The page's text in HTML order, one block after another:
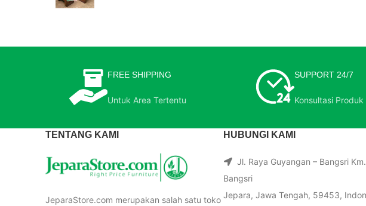
FREE SHIPPING
Untuk Area Tertentu
SUPPORT 24/7
Konsultasi Produk
TENTANG KAMI
JeparaStore.com merupakan salah satu toko
HUBUNGI KAMI
Jl. Raya Guyangan – Bangsri
Bangsri
Jepara, Jawa Tengah, 59453,